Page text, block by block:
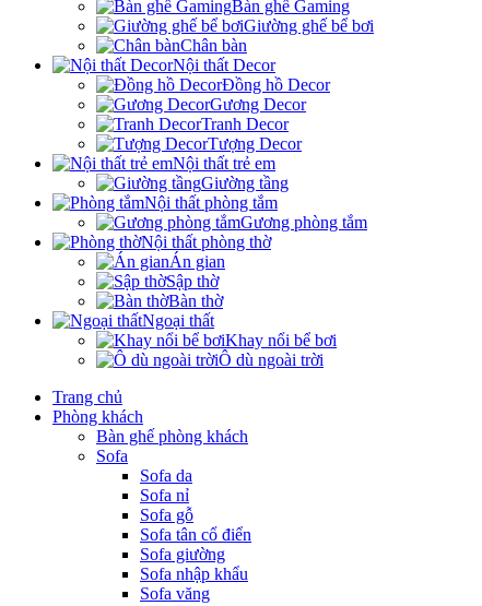
Bàn ghế Gaming
Giường ghế bể bơi
Chân bàn
Nội thất Decor
Đồng hồ Decor
Gương Decor
Tranh Decor
Tượng Decor
Nội thất trẻ em
Giường tầng
Nội thất phòng tắm
Gương phòng tắm
Nội thất phòng thờ
Án gian
Sập thờ
Bàn thờ
Ngoại thất
Khay nổi bể bơi
Ô dù ngoài trời
Trang chủ
Phòng khách
Bàn ghế phòng khách
Sofa
Sofa da
Sofa nỉ
Sofa gỗ
Sofa tân cổ điển
Sofa giường
Sofa nhập khẩu
Sofa văng